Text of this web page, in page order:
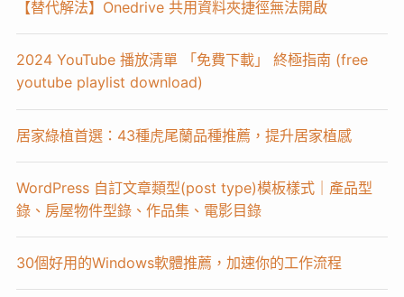
【替代解法】Onedrive 共用資料夾捷徑無法開啟
2024 YouTube 播放清單 「免費下載」 終極指南 (free
youtube playlist download)
居家綠植首選：43種虎尾蘭品種推薦，提升居家植感
WordPress 自訂文章類型(post type)模板樣式｜產品型
錄、房屋物件型錄、作品集、電影目錄
30個好用的Windows軟體推薦，加速你的工作流程